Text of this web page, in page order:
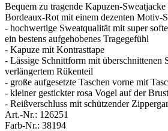
Bequem zu tragende Kapuzen-
Bordeaux-Rot mit einem dezenten Motiv-
- hochwertige Sweatqualität mit super
ein bestens aufgehobenes Tragegefühl
- Kapuze mit Kontrasttape
- Lässige Schnittform mit überschnittenen
verlängertem Rükenteil
- große aufgesetzte Taschen vorne mit
- kleiner gestickter rosa Vogel auf der Brust
- Reißverschluss mit schützender
Art.-Nr.: 126251
Farb-Nr.: 38194